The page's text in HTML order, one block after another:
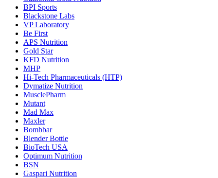
BPI Sports
Blackstone Labs
VP Laboratory
Be First
APS Nutrition
Gold Star
KFD Nutrition
MHP
Hi-Tech Pharmaceuticals (HTP)
Dymatize Nutrition
MusclePharm
Mutant
Mad Max
Maxler
Bombbar
Blender Bottle
BioTech USA
Optimum Nutrition
BSN
Gaspari Nutrition